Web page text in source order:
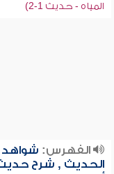
المياه - حديث 1-2)
الفهرس: شواهد
الحديث , شرح